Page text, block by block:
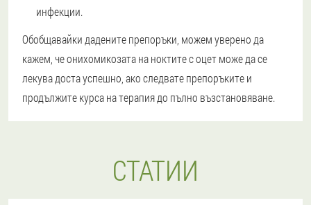
инфекции.
Обобщавайки дадените препоръки, можем уверено да
кажем, че онихомикозата на ноктите с оцет може да се
лекува доста успешно, ако следвате препоръките и
продължите курса на терапия до пълно възстановяване.
СТАТИИ